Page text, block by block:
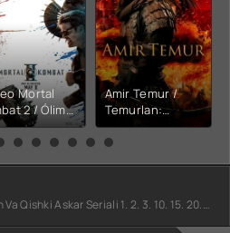
Mortal
2 / Ólim
2 (2026)
tilida
Amir Temur /
Temurlan:
Fathchining
yuksalishi
tarjima kino Full
HD tas-ix
Askar Seriali 1. 2. 3. 10. 15. 20. 25. 30. 35. 40. 45. 50. 100 Barcha qismlar uzbek tilida